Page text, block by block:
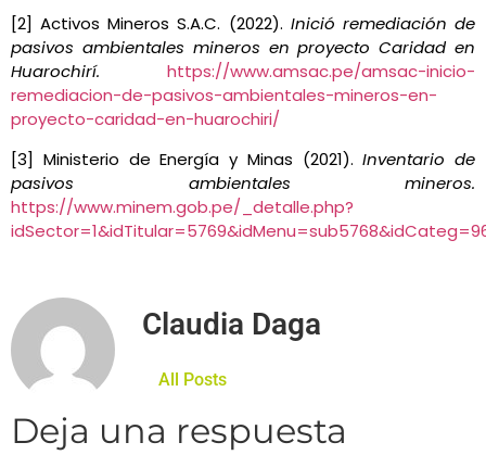
[2] Activos Mineros S.A.C. (2022). Inició remediación de
pasivos ambientales mineros en proyecto Caridad en
Huarochirí.
https://www.amsac.pe/amsac-inicio-
remediacion-de-pasivos-ambientales-mineros-en-
proyecto-caridad-en-huarochiri/
[3] Ministerio de Energía y Minas (2021).Inventario de
pasivos ambientales mineros.
https://www.minem.gob.pe/_detalle.php?
Claudia Daga
All Posts
Deja una respuesta